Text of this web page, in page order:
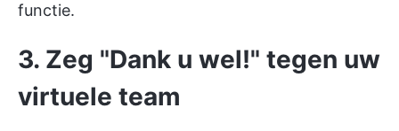
functie.
3. Zeg "Dank u wel!" tegen uw
virtuele team